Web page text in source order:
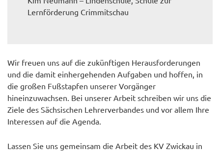
Lernförderung Crimmitschau
Wir freuen uns auf die zukünftigen Herausforderungen
und die damit einhergehenden Aufgaben und hoffen, in
die großen Fußstapfen unserer Vorgänger
hineinzuwachsen. Bei unserer Arbeit schreiben wir uns die
Ziele des Sächsischen Lehrerverbandes und vor allem Ihre
Interessen auf die Agenda.
Lassen Sie uns gemeinsam die Arbeit des KV Zwickau in